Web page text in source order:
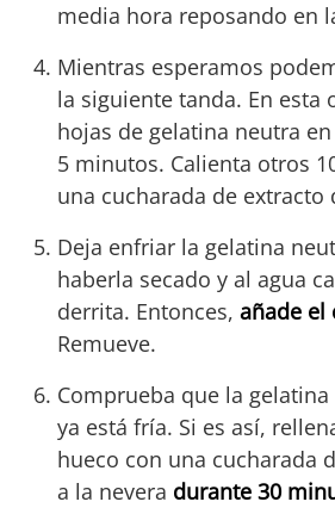
media hora reposando en
Mientras esperamos
la siguiente tanda. En esta
hojas de gelatina neutra
5 minutos. Calienta otros
una cucharada de extracto
Deja enfriar la gelatina
haberla secado y al agua
derrita. Entonces, añade el
Remueve.
Comprueba que la
ya está fría. Si es así,
hueco con una cucharada
a la nevera durante 30